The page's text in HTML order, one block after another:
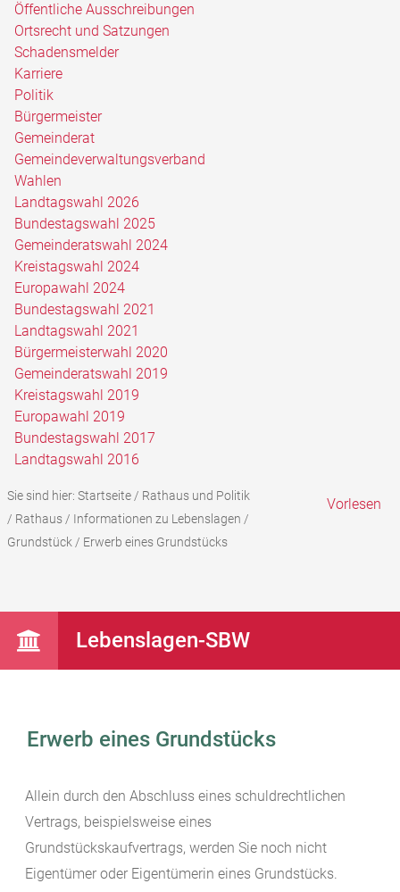
Öffentliche Ausschreibungen
Ortsrecht und Satzungen
Schadensmelder
Karriere
Politik
Bürgermeister
Gemeinderat
Gemeindeverwaltungsverband
Wahlen
Landtagswahl 2026
Bundestagswahl 2025
Gemeinderatswahl 2024
Kreistagswahl 2024
Europawahl 2024
Bundestagswahl 2021
Landtagswahl 2021
Bürgermeisterwahl 2020
Gemeinderatswahl 2019
Kreistagswahl 2019
Europawahl 2019
Bundestagswahl 2017
Landtagswahl 2016
Sie sind hier: Startseite/ Rathaus und Politik
/ Rathaus/ Informationen zu Lebenslagen /
Grundstück/ Erwerb eines Grundstücks
Vorlesen
Lebenslagen-SBW
Erwerb eines Grundstücks
Allein durch den Abschluss eines schuldrechtlichen
Vertrags, beispielsweise eines
Grundstückskaufvertrags, werden Sie noch nicht
Eigentümer oder Eigentümerin eines Grundstücks.